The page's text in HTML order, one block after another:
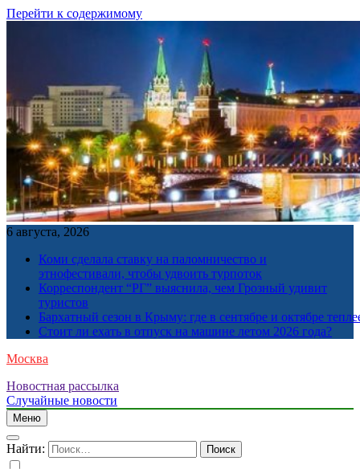
Перейти к содержимому
6 августа, 2026
Коми сделала ставку на паломничество и
этнофестивали, чтобы удвоить турпоток
Корреспондент “РГ” выяснила, чем Грозный удивит
туристов
Бархатный сезон в Крыму: где в сентябре и октябре
Стоит ли ехать в отпуск на машине летом 2026 года?
Москва
Новостная рассылка
Случайные новости
Меню
Найти: